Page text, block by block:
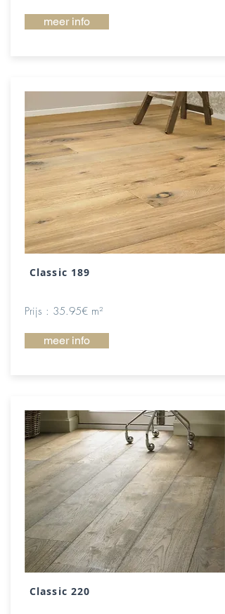
meer info
Classic 189
Prijs : 35.95€ m²
meer info
Classic 220